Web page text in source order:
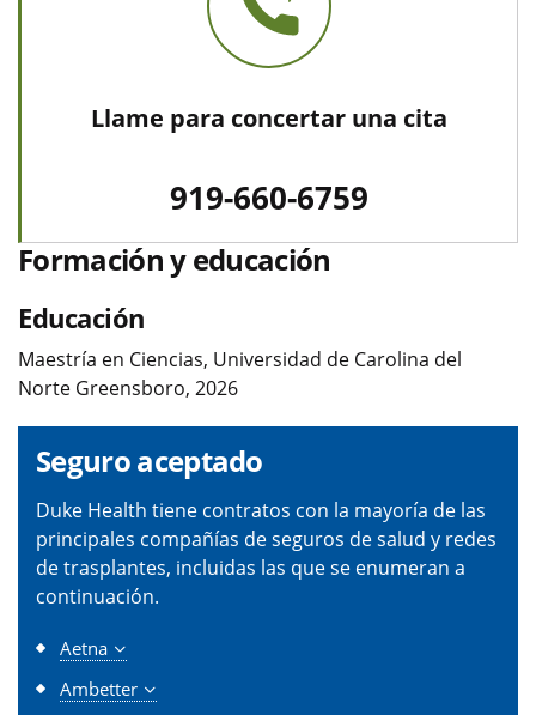
Llame para concertar una cita
919-660-6759
Formación y educación
Educación
Maestría en Ciencias, Universidad de Carolina del
Norte Greensboro, 2026
Seguro aceptado
Duke Health tiene contratos con la mayoría de las
principales compañías de seguros de salud y redes
de trasplantes, incluidas las que se enumeran a
continuación.
Aetna
Ambetter